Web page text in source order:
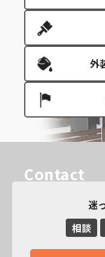
外
Contact
迷
相談